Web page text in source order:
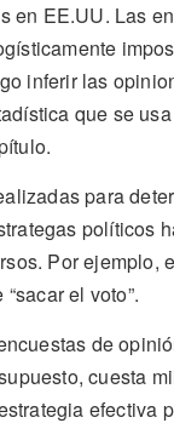
en EE.UU. Las
inferir las
que se
para
políticos
Por ejemplo,
el voto”.
de
cuesta
efectiva